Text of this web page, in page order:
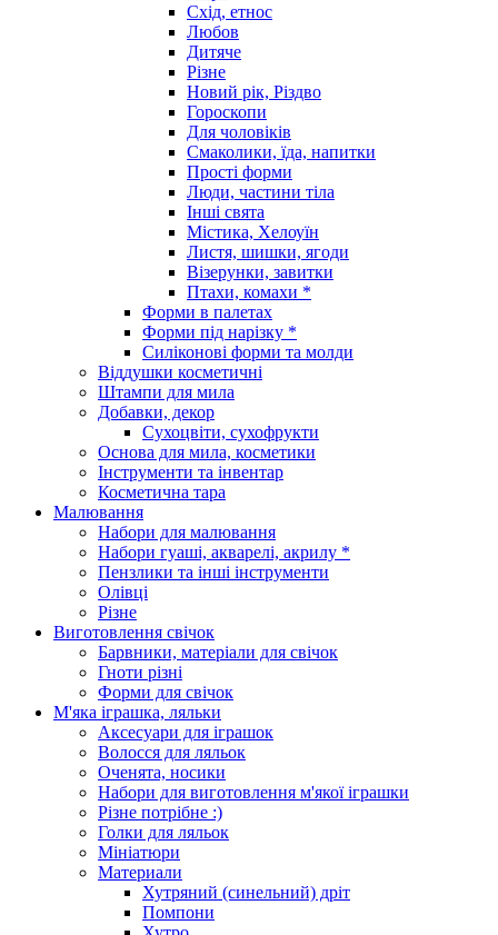
Схід, етнос
Любов
Дитяче
Різне
Новий рік, Різдво
Гороскопи
Для чоловіків
Смаколики, їда, напитки
Прості форми
Люди, частини тіла
Інші свята
Містика, Хелоуїн
Листя, шишки, ягоди
Візерунки, завитки
Птахи, комахи *
Форми в палетах
Форми під нарізку *
Силіконові форми та молди
Віддушки косметичні
Штампи для мила
Добавки, декор
Сухоцвіти, сухофрукти
Основа для мила, косметики
Інструменти та інвентар
Косметична тара
Малювання
Набори для малювання
Набори гуаші, акварелі, акрилу *
Пензлики та інші інструменти
Олівці
Різне
Виготовлення свічок
Барвники, матеріали для свічок
Гноти різні
Форми для свічок
М'яка іграшка, ляльки
Аксесуари для іграшок
Волосся для ляльок
Оченята, носики
Набори для виготовлення м'якої іграшки
Різне потрібне :)
Голки для ляльок
Мініатюри
Материали
Хутряний (синельний) дріт
Помпони